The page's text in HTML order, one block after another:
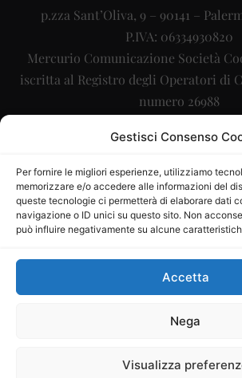
Gestisci Consenso
Per fornire le migliori esperienze, utilizziamo
memorizzare e/o accedere alle informazioni del
queste tecnologie ci permetterà di elaborare dati
navigazione o ID unici su questo sito. Non
può influire negativamente su alcune
Accetta
Nega
Visualizza
p.zza Sant’Oliva, 9 – 90141 –
P.IVA: 06334930820
Mercurio Comunicazione Società
iscritta al Registro degli Operatori di
numero 26988
Sito gestito daLa Digitale srl–